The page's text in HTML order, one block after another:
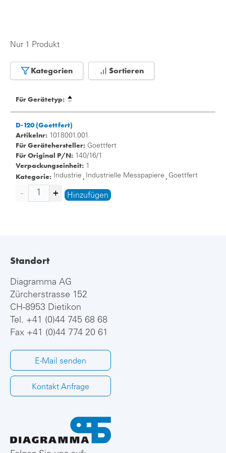
Nur 1 Produkt
Kategorien Sortieren
Für Gerätetyp:
D-120 (Goettfert)
Artikelnr: 1018001.001
Für Gerätehersteller: Goettfert
Für Original P/N: 140/16/1
Verpackungseinheit: 1
Kategorie: Industrie , Industrielle Messpapiere , Goettfert
Hinzufügen
Standort
Diagramma AG
Zürcherstrasse 152
CH-8953 Dietikon
Tel. +41 (0)44 745 68 68
Fax +41 (0)44 774 20 61
E-Mail senden
Kontakt Anfrage